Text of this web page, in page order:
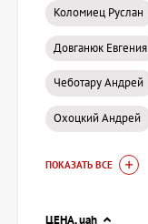
Коломиец Руслан
Довганюк Евгения
Чеботару Андрей
Охоцкий Андрей
ПОКАЗАТЬ ВСЕ
ЦЕНА,uah